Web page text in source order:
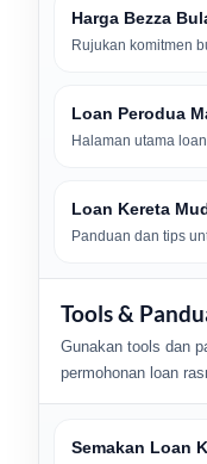
Harga Bezza
Rujukan komitmen
Loan Perodua
Halaman utama
Loan Kereta
Panduan dan tips
Tools &
Gunakan tools dan
permohonan loan
Semakan Loan